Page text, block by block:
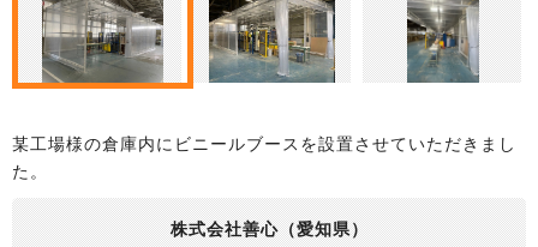
某工場様の倉庫内にビニールブースを設置させていただきまし
た。
株式会社善心（愛知県）